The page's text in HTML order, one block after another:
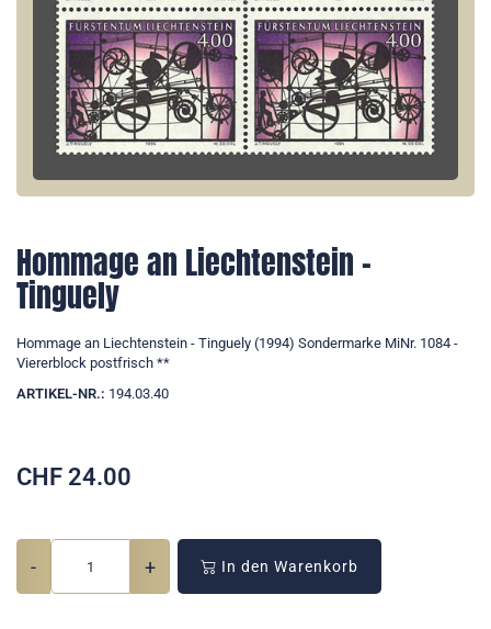
Hommage an Liechtenstein -
Tinguely
Hommage an Liechtenstein - Tinguely (1994) Sondermarke MiNr. 1084 -
Viererblock postfrisch **
ARTIKEL-NR.: 194.03.40
CHF 24.00
- + In den Warenkorb